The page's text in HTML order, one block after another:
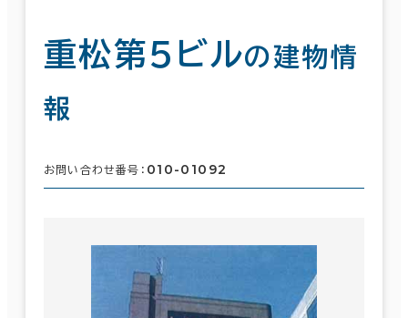
重松第５ビルの建物情
報
お問い合わせ番号： 010-01092